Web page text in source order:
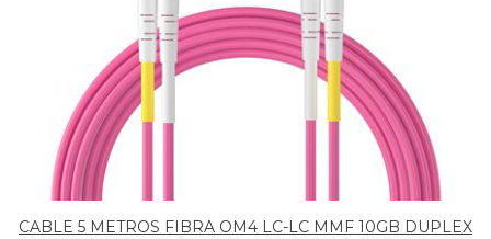
CABLE 5 METROS FIBRA OM4 LC-LC MMF 10GB DUPLEX